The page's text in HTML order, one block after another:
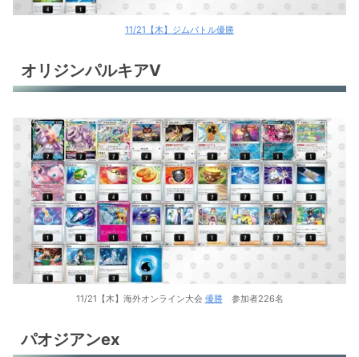
11/21【木】ジムバトル優勝
オリジンパルキアV
11/21【木】海外オンライン大会 優勝参加者226名
パオジアンex